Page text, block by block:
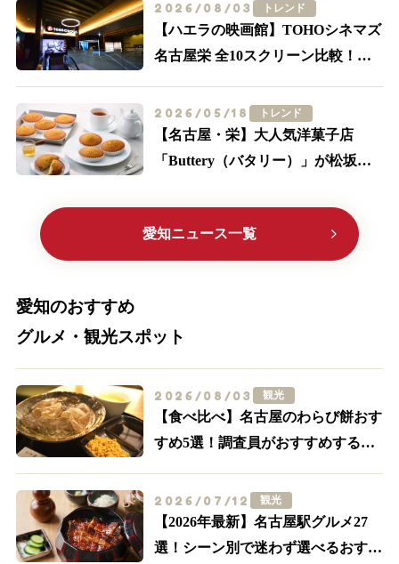
2026/08/03 トレンド
【ハエラの映画館】TOHOシネマズ
名古屋栄 全10スクリーン比較！
2026/05/18 トレンド
【名古屋・栄】大人気洋菓子店
「Buttery（バタリー）」が松坂屋
に大注目
愛知ニュース一覧
愛知のおすすめ
グルメ・観光スポット
2026/08/03 観光
【食べ比べ】名古屋のわらび餅おす
すめ5選！調査員がおすすめする外
2026/07/12 観光
【2026年最新】名古屋駅グルメ27
選！シーン別で迷わず選べるおすす